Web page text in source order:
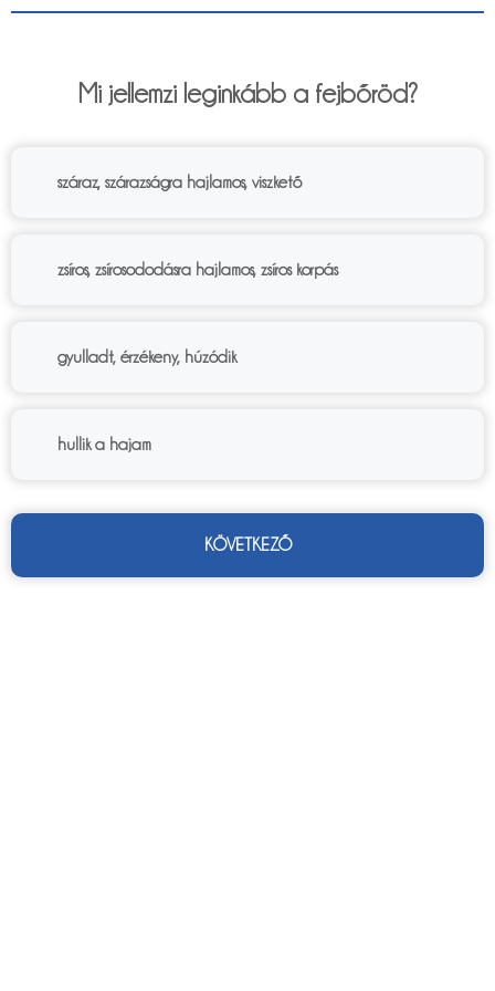
Mi jellemzi leginkább a fejbőröd?
száraz, szárazságra hajlamos, viszkető
zsíros, zsírosododásra hajlamos, zsíros korpás
gyulladt, érzékeny, húzódik
hullik a hajam
KÖVETKEZŐ